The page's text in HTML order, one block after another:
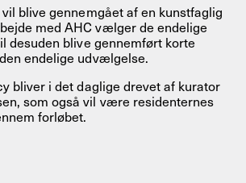
blive gennemgået af en kunstfaglig
med AHC vælger de endelige
desuden blive gennemført korte
endelige udvælgelse.
bliver i det daglige drevet af kurator
som også vil være residenternes
forløbet.